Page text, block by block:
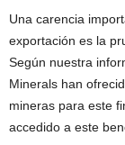
Una carencia
exportación es la
Según nuestra
Minerals han
mineras para este
accedido a este